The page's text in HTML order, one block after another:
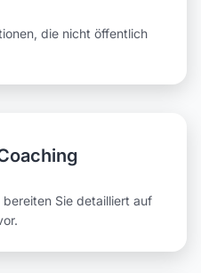
die nicht öffentlich
Sie detailliert auf